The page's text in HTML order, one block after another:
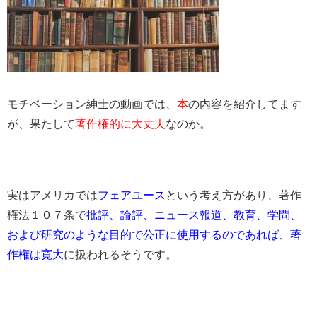
モチベーション紳士の動画では、 本の内容を紹介してます
が、果たして著作権的に大丈夫なのか。
実はアメリカではフェアユース という考え方があり、著作
権法１０７条で批評、論評、ニュース報道、教育、学問、
および研究のような目的で公正に使用するのであれば、著
作権は寛大に扱われるそうです。